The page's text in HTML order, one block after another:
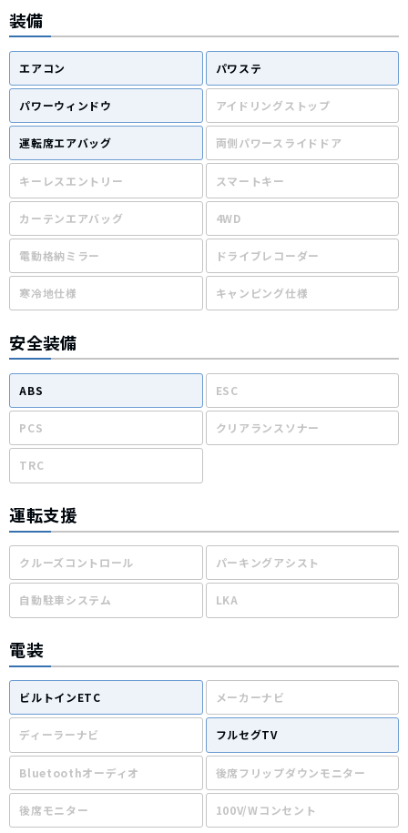
装備
エアコン パワステ
パワーウィンドウ アイドリングストップ
運転席エアバッグ 両側パワースライドドア
キーレスエントリー スマートキー
カーテンエアバッグ 4WD
電動格納ミラー ドライブレコーダー
寒冷地仕様 キャンピング仕様
安全装備
ABS ESC
PCS クリアランスソナー
TRC
運転支援
クルーズコントロール パーキングアシスト
自動駐車システム LKA
電装
ビルトインETC メーカーナビ
ディーラーナビ フルセグTV
Bluetoothオーディオ 後席フリップダウンモニター
後席モニター 100V/Wコンセント